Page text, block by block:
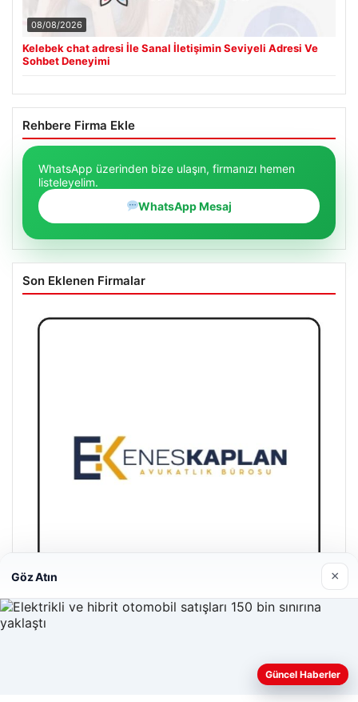
08/08/2026
Kelebek chat adresi İle Sanal İletişimin Seviyeli Adresi Ve
Sohbet Deneyimi
Rehbere Firma Ekle
WhatsApp üzerinden bize ulaşın, firmanızı hemen
listeleyelim.
WhatsApp Mesaj
Son Eklenen Firmalar
Enes Kaplan Avukatlık Bürosu
Web sitemizi nasıl kullandığınızı daha iyi anlayabilmek,
Göz Atın ×
Güncel Haberler